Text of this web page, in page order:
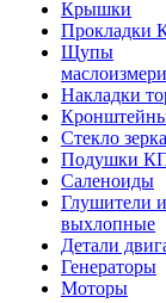
Крышки
Прокладки
Щупы
Накладки
Стекло
Подушки
Саленоиды
Глушители
выхлопные
Детали
Генераторы
Моторы